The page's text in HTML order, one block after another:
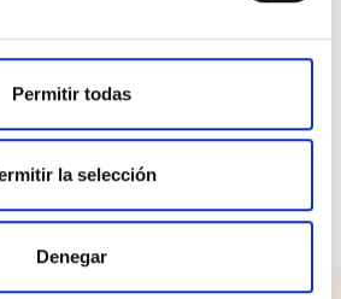
Permitir todas
la selección
Denegar
Materiales seleccionados para
día a día manteniendo un
acompañarte en cada momento
de Levi s.